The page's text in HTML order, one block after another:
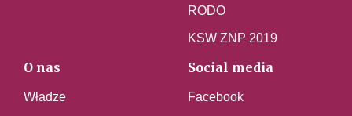
RODO
KSW ZNP 2019
O nas
Władze
Social media
Facebook